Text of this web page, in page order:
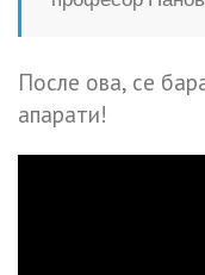
После ова, се
апарати!